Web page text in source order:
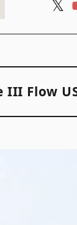
Flow